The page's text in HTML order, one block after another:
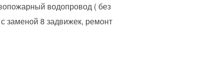
водопровод ( без
заменой 8 задвижек, ремонт